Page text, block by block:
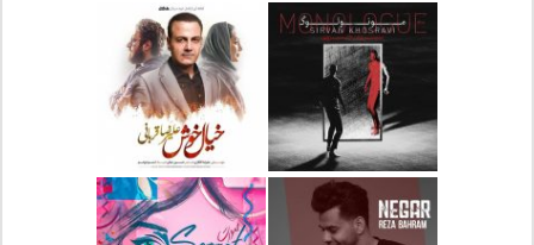
دانلود آلبوم جدید سیروان
خسروی بنام مونولوگ
دانلود آهنگ جدید علیرضا
قربانی بنام خیال خوش